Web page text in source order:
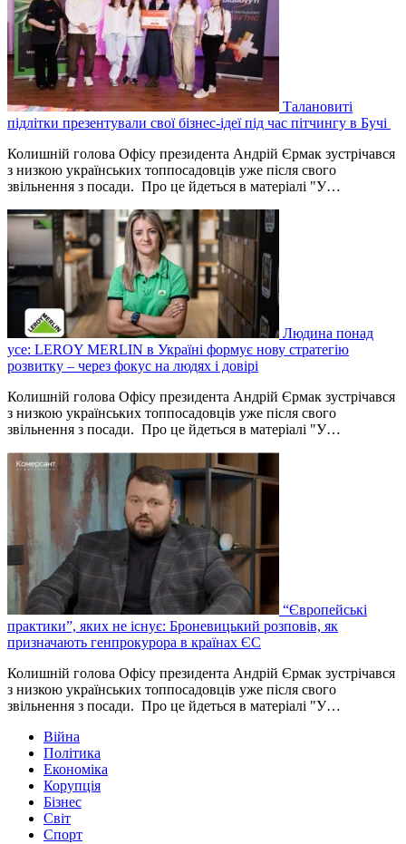
Талановиті
підлітки презентували свої бізнес-ідеї під час пітчингу в Бучі
Колишній голова Офісу президента Андрій Єрмак зустрічався
з низкою українських топпосадовців уже після свого
звільнення з посади. Про це йдеться в матеріалі "У…
Людина понад
усе: LEROY MERLIN в Україні формує нову стратегію
розвитку – через фокус на людях і довірі
Колишній голова Офісу президента Андрій Єрмак зустрічався
з низкою українських топпосадовців уже після свого
звільнення з посади. Про це йдеться в матеріалі "У…
“Європейські
практики”, яких не існує: Броневицький розповів, як
призначають генпрокурора в країнах ЄС
Колишній голова Офісу президента Андрій Єрмак зустрічався
з низкою українських топпосадовців уже після свого
звільнення з посади. Про це йдеться в матеріалі "У…
Війна
Політика
Економіка
Корупція
Бізнес
Світ
Спорт